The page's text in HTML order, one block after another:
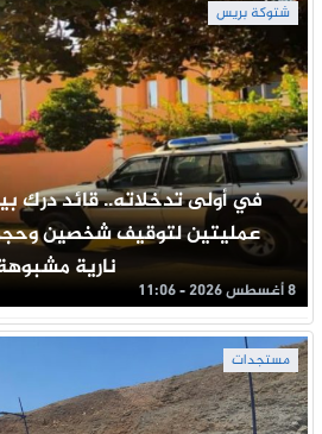
شتوكة بريس
في أولى تدخلاته.. قائد درك
عمليتين لتوقيف شخصين
نارية
8 أغسطس 2026 - 11:06
مستجدات